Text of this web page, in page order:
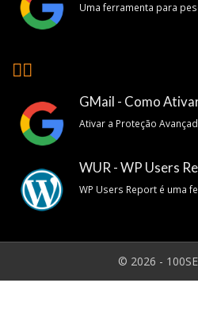
Uma ferramenta para
👍🏽
GMail - Como
Ativar a Proteção
WUR - WP Users
WP Users Report é uma
© 2026 -